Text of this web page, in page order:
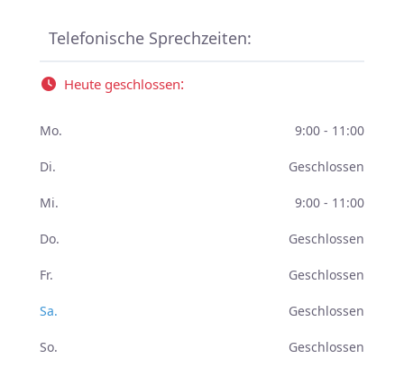
Telefonische Sprechzeiten:
Heute geschlossen:
Mo. 9:00 - 11:00
Di. Geschlossen
Mi. 9:00 - 11:00
Do. Geschlossen
Fr. Geschlossen
Sa. Geschlossen
So. Geschlossen